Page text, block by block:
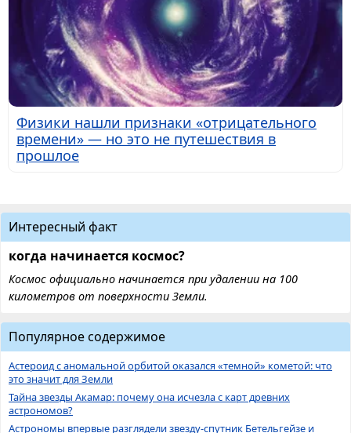
Физики нашли признаки «отрицательного
времени» — но это не путешествия в
прошлое
Интересный факт
когда начинается космос?
Космос официально начинается при удалении на 100
километров от поверхности Земли.
Популярное содержимое
Астероид с аномальной орбитой оказался «темной» кометой: что
это значит для Земли
Тайна звезды Акамар: почему она исчезла с карт древних
астрономов?
Астрономы впервые разглядели звезду-спутник Бетельгейзе и